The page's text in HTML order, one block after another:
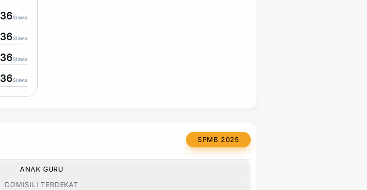
36Siswa
36Siswa
36Siswa
36Siswa
SPMB 2025
ANAK GURU
DOMISILI TERDEKAT